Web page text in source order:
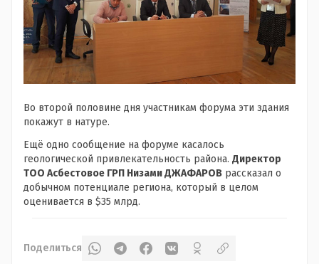
Во второй половине дня участникам форума эти здания
покажут в натуре.
Ещё одно сообщение на форуме касалось
геологической привлекательность района. Директор
ТОО Асбестовое ГРП Низами ДЖАФАРОВ рассказал о
добычном потенциале региона, который в целом
оценивается в $35 млрд.
Поделиться